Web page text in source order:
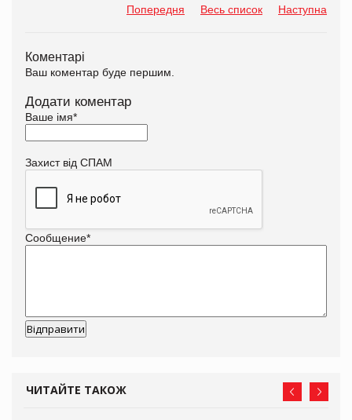
Попередня Весь список Наступна
Коментарі
Ваш коментар буде першим.
Додати коментар
Ваше імя*
Захист від СПАМ
Сообщение*
ЧИТАЙТЕ ТАКОЖ